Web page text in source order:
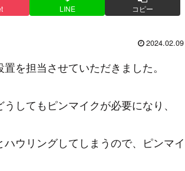
LINE コピー
2024.02.09
を担当させていただきました。
してもピンマイクが必要になり、
ウリングしてしまうので、ピンマイ